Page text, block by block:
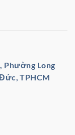
Phường Long
TPHCM